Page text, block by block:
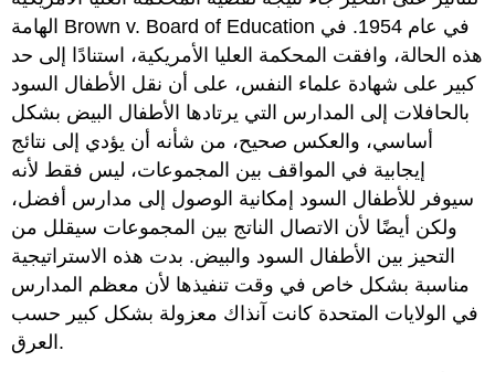
الهامة Brown v. Board of Education في عام 1954. في
هذه الحالة، وافقت المحكمة العليا الأمريكية، استنادًا إلى حد
كبير على شهادة علماء النفس، على أن نقل الأطفال السود
بالحافلات إلى المدارس التي يرتادها الأطفال البيض بشكل
أساسي، والعكس صحيح، من شأنه أن يؤدي إلى نتائج
إيجابية في المواقف بين المجموعات، ليس فقط لأنه
سيوفر للأطفال السود إمكانية الوصول إلى مدارس أفضل،
ولكن أيضًا لأن الاتصال الناتج بين المجموعات سيقلل من
التحيز بين الأطفال السود والبيض. بدت هذه الاستراتيجية
مناسبة بشكل خاص في وقت تنفيذها لأن معظم المدارس
في الولايات المتحدة كانت آنذاك معزولة بشكل كبير حسب
العرق.